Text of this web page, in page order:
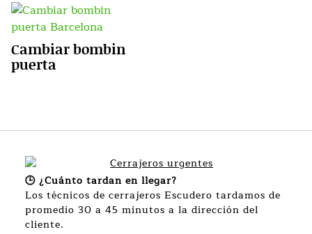
Cambiar bombin
puerta
🕒 ¿Cuánto tardan en llegar?
Los técnicos de cerrajeros Escudero tardamos de
promedio 30 a 45 minutos a la dirección del
cliente.